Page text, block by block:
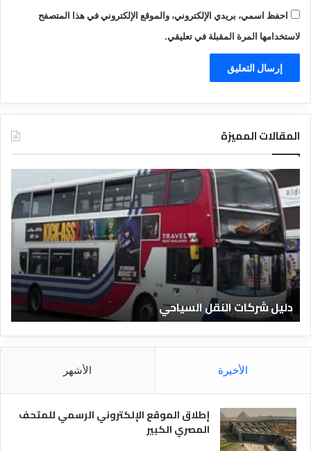
احفظ اسمي، بريدي الإلكتروني، والموقع الإلكتروني في هذا المتصفح
لاستخدامها المرة المقبلة في تعليقي.
المقالات المميزة
ل
ي
ا
ل
ف
ن
ق
ا
ل
ر
ة
دليل الفنادق المصرية
ق
و
الأخيرة الأشهر
إطلاق الموقع الإلكتروني الرسمي للمتحف
المصري الكبير